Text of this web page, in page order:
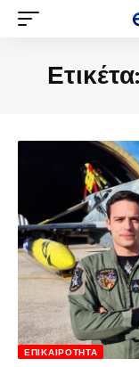
Ετικέτα:
ΕΠΙΚΑΙΡΌΤΗΤΑ